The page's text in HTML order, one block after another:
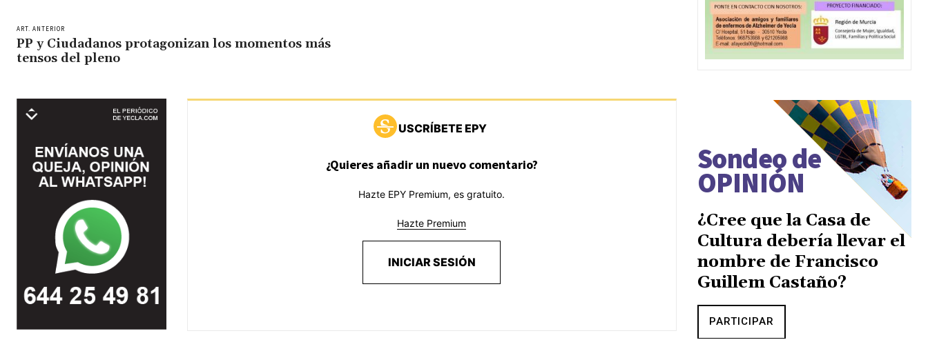
ART. ANTERIOR
PP y Ciudadanos protagonizan los momentos más
tensos del pleno
USCRÍBETE EPY
¿Quieres añadir un nuevo comentario?
Hazte EPY Premium, es gratuito.
Hazte Premium
INICIAR SESIÓN
Sondeo de
OPINIÓN
¿Cree que la Casa de
Cultura debería llevar el
nombre de Francisco
Guillem Castaño?
PARTICIPAR